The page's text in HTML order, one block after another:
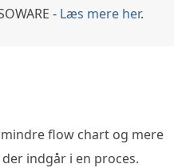
- Læs mere her.
flow chart og mere
indgår i en proces.